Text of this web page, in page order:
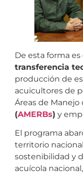
De esta forma
transferencia
producción de
acuicultores de
Áreas de
(AMERBs) y
El programa
territorio
sostenibilidad y
acuícola